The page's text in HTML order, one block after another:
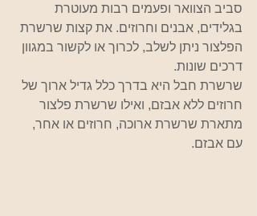
סביב הצוואר ופעמים רבות מעוטרת
בגלידים, אבנים וחרוזים. את קצות שרשרת
הפלצור ניתן לשלב, לכרוך או לקשור במגוון
דרכים שונות.
שרשרת חבל היא בדרך כלל גדיל ארוך של
חרוזים ללא אבזם, ואילו שרשרת פלצור
מתארת שרשרת ארוכה, חרוזים או אחר,
עם אבזם.